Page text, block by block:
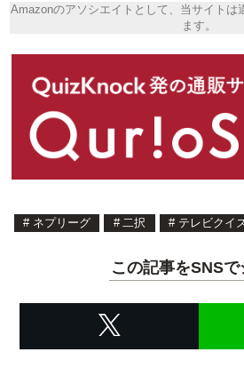
Amazonのアソシエイトとして、当サイトは
ます。
# ネプリーグ # 二択 # テレビクイ
この記事をSNSで